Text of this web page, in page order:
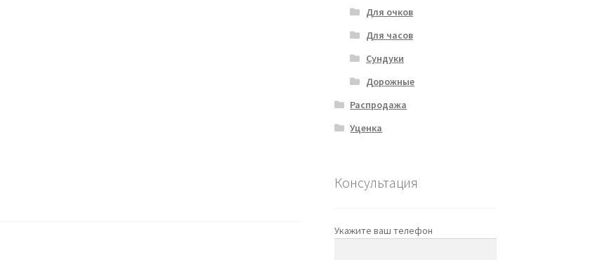
Для очков
Для часов
Сундуки
Дорожные
Распродажа
Уценка
Консультация
Укажите ваш телефон